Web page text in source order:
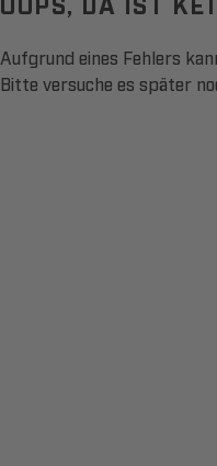
Aufgrund eines Fehlers
Bitte versuche es später